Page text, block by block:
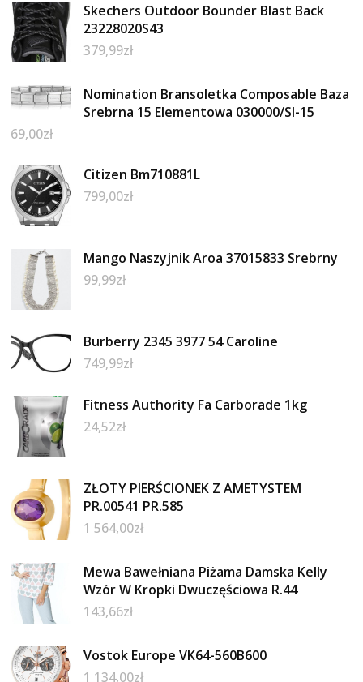
Skechers Outdoor Bounder Blast Back
23228020S43
379,99zł
Nomination Bransoletka Composable Baza
Srebrna 15 Elementowa 030000/SI-15
69,00zł
Citizen Bm710881L
799,00zł
Mango Naszyjnik Aroa 37015833 Srebrny
99,99zł
Burberry 2345 3977 54 Caroline
749,99zł
Fitness Authority Fa Carborade 1kg
24,52zł
ZŁOTY PIERŚCIONEK Z AMETYSTEM
PR.00541 PR.585
1 564,00zł
Mewa Bawełniana Piżama Damska Kelly
Wzór W Kropki Dwuczęściowa R.44
143,66zł
Vostok Europe VK64-560B600
1 134,00zł